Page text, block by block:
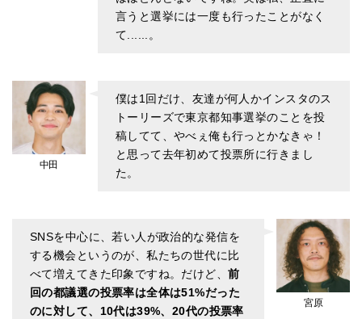
言うと選挙には一度も行ったことがなく
て......。
中田
僕は1回だけ、友達が何人かインスタのス
トーリーズで東京都知事選挙のことを投
稿してて、やべぇ俺も行っとかなきゃ！
と思って去年初めて投票所に行きまし
た。
宮原
SNSを中心に、若い人が政治的な発信を
する機会というのが、私たちの世代に比
べて増えてきた印象ですね。だけど、前
回の都議選の投票率は全体は51%だった
のに対して、10代は39%、20代の投票率